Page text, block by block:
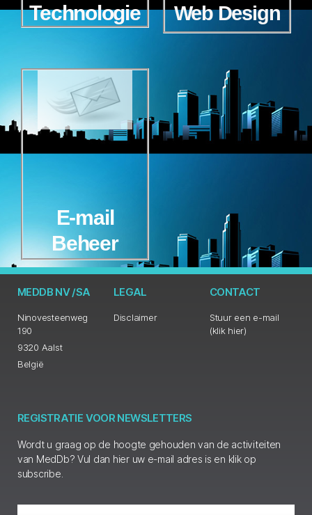
Technologie
Web Design
E-mail
Beheer
MEDDB NV /SA
Ninovesteenweg
190
9320 Aalst
België
LEGAL
Disclaimer
CONTACT
Stuur een e-mail
(klik hier)
REGISTRATIE VOOR NEWSLETTERS
Wordt u graag op de hoogte gehouden van de activiteiten
van MedDb? Vul dan hier uw e-mail adres is en klik op
subscribe.